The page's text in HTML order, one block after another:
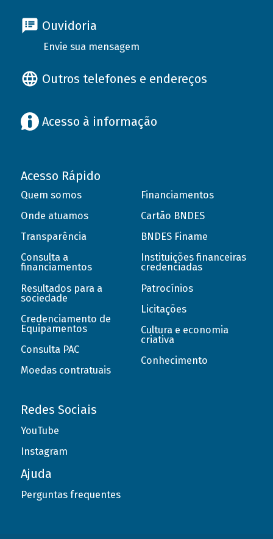
Ouvidoria
Envie sua mensagem
Outros telefones e endereços
Acesso à informação
Acesso Rápido
Quem somos
Onde atuamos
Transparência
Consulta a
financiamentos
Resultados para a
sociedade
Credenciamento de
Equipamentos
Consulta PAC
Moedas contratuais
Financiamentos
Cartão BNDES
BNDES Finame
Instituições financeiras
credenciadas
Patrocínios
Licitações
Cultura e economia
criativa
Conhecimento
Redes Sociais
YouTube
Instagram
Ajuda
Perguntas frequentes